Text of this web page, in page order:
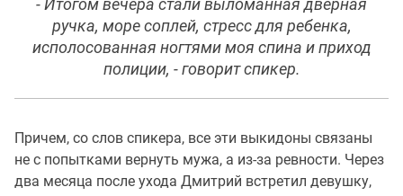
- Итогом вечера стали выломанная дверная
ручка, море соплей, стресс для ребенка,
исполосованная ногтями моя спина и приход
полиции, - говорит спикер.
Причем, со слов спикера, все эти выкидоны связаны
не с попытками вернуть мужа, а из-за ревности. Через
два месяца после ухода Дмитрий встретил девушку,